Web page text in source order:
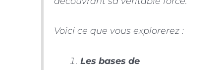
Voici ce que vous explorerez :
Les bases de